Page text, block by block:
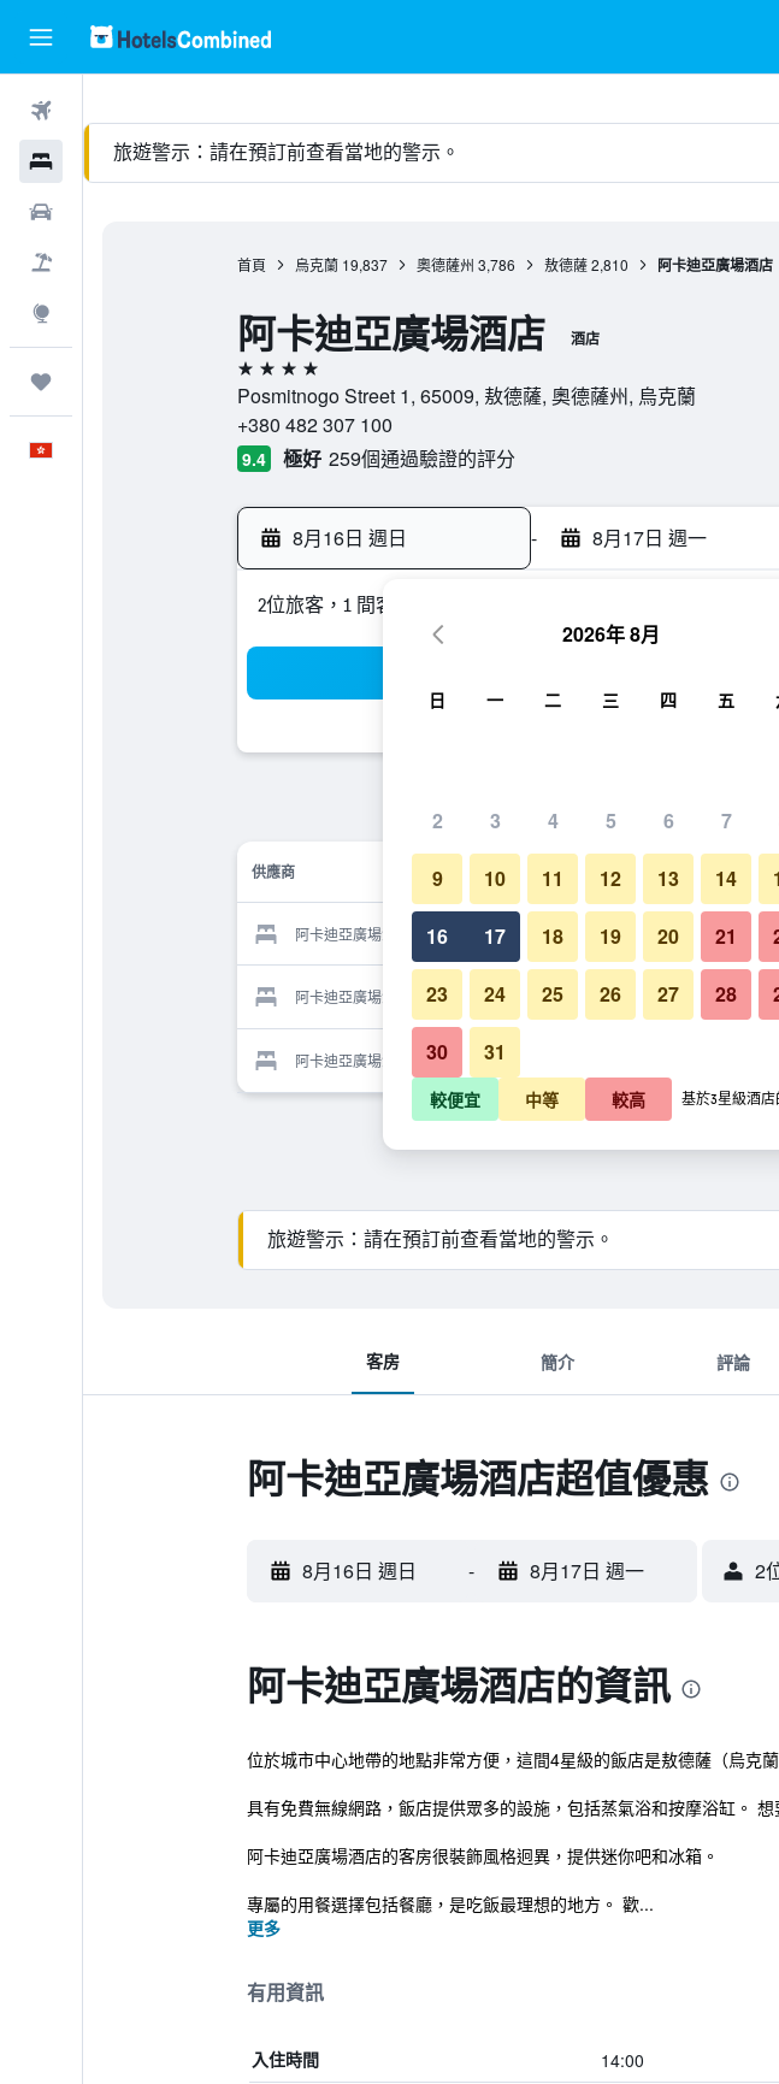
酒店旅遊警示：請在預訂前查看當地的警示。
首頁 烏克蘭 19,837 奧德薩州 3,786 敖德薩 2,810 阿卡迪亞廣場酒店
阿卡迪亞廣場酒店 酒店
4星級
Posmitnogo Street 1, 65009, 敖德薩, 奧德薩州, 烏克蘭
+380 482 307 100
9.4 極好 259個通過驗證的評分
8月16日 週日 - 8月17日 週一
2位旅客，1 間客房
供應商
阿卡迪亞廣場酒店的供應商 顯示
阿卡迪亞廣場酒店的供應商 顯示
阿卡迪亞廣場酒店的供應商
旅遊警示：請在預訂前查看當地的警示。
客房 簡介 評論
阿卡迪亞廣場酒店超值優惠
8月16日 週日 - 8月17日 週一 2
阿卡迪亞廣場酒店的資訊
位於城市中心地帶的地點非常方便，這間4星級的飯店是敖德薩（烏克
具有免費無線網路，飯店提供眾多的設施，包括蒸氣浴和按摩浴缸。
阿卡迪亞廣場酒店的客房很裝飾風格迥異，提供迷你吧和冰箱。
專屬的用餐選擇包括餐廳，是吃飯最理想的地方。 歡...
更多
有用資訊
入住時間 14:00
2026年 8月
日 一 二 三 四 五
2 3 4 5 6 7
9 10 11 12 13 14
16 17 18 19 20 21
23 24 25 26 27 28
30 31
較便宜 中等 較高 基於3星級酒店